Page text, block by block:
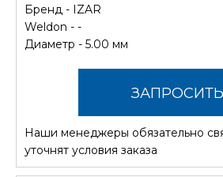
Бренд - IZAR
Weldon - -
Диаметр - 5.00 мм
ЗАПРОСИТЬ
Наши менеджеры обязательно
уточнят условия заказа